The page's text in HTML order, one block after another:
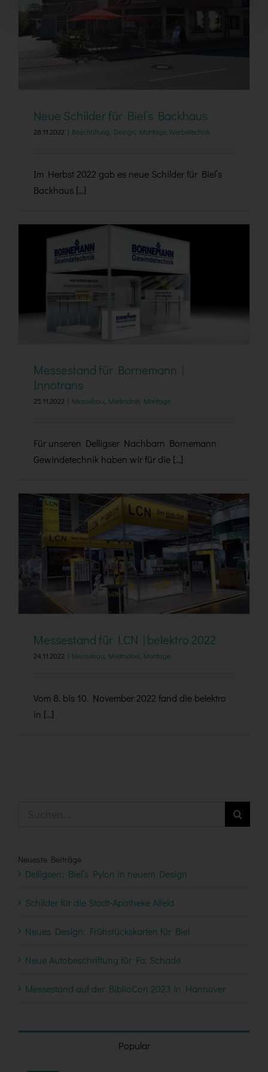
Neue Schilder für Biel’s Backhaus
Neue Schilder für Biel’s Backhaus
28.11.2022 Beschriftung Design Montage Werbetechnik
Im Herbst 2022 gab es neue Schilder für Biel’s
Backhaus [...]
Messestand für Bornemann | Innotrans
Messestand für Bornemann |
Innotrans
25.11.2022 Messebau, Mietmöbel, Montage
Für unseren Delligser Nachbarn Bornemann
Gewindetechnik haben wir für die [...]
Messestand für LCN | belektro 2022
Messestand für LCN | belektro 2022
24.11.2022 Messebau Mietmöbel Montage
Vom 8. bis 10. November 2022 fand die belektro
in [...]
Neueste Beiträge
Delligsen: Biel’s Pylon in neuem Design
Schilder für die Stadt-Apotheke Alfeld
Neues Design: Frühstückskarten für Biel
Neue Autobeschriftung für Fa. Schade
Messestand auf der BiblioCon 2023 in Hannover
Popular